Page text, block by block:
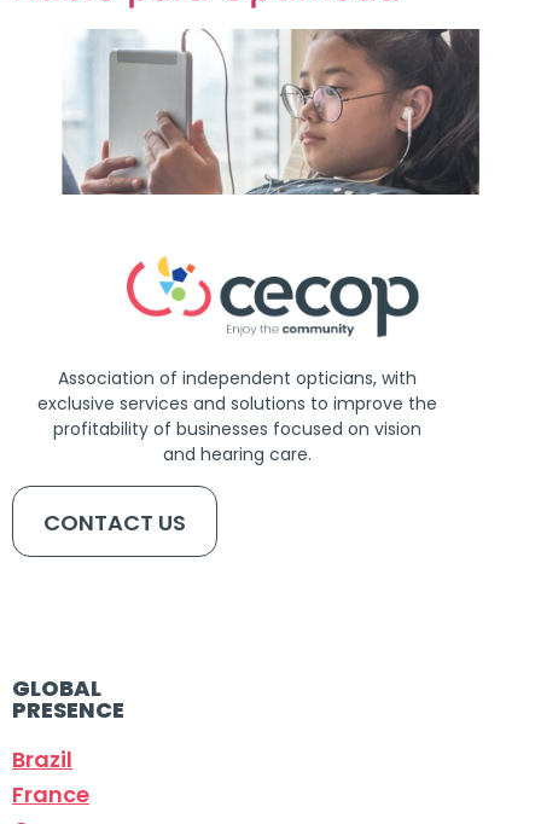
Association of independent opticians, with
exclusive services and solutions to improve the
profitability of businesses focused on vision
and hearing care.
CONTACT US
GLOBAL
PRESENCE
Brazil
France